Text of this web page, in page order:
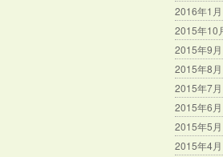
2016年1月
2015年10
2015年9月
2015年8月
2015年7月
2015年6月
2015年5月
2015年4月